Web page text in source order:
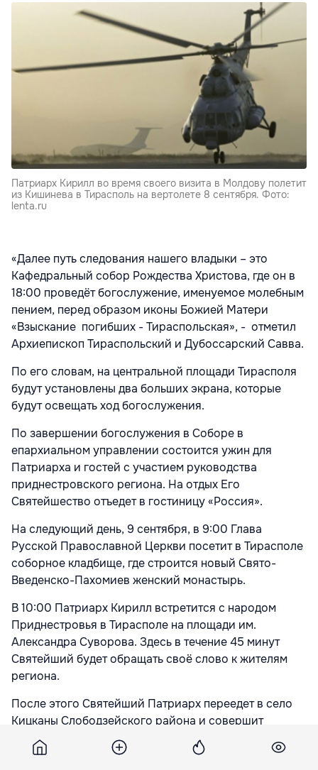
Патриарх Кирилл во время своего визита в Молдову полетит
из Кишинева в Тирасполь на вертолете 8 сентября. Фото:
lenta.ru
«Далее путь следования нашего владыки – это
Кафедральный собор Рождества Христова, где он в
18:00 проведёт богослужение, именуемое молебным
пением, перед образом иконы Божией Матери
«Взыскание погибших - Тираспольская», - отметил
Архиепископ Тираспольский и Дубоссарский Савва.
По его словам, на центральной площади Тирасполя
будут установлены два больших экрана, которые
будут освещать ход богослужения.
По завершении богослужения в Соборе в
епархиальном управлении состоится ужин для
Патриарха и гостей с участием руководства
приднестровского региона. На отдых Его
Святейшество отъедет в гостиницу «Россия».
На следующий день, 9 сентября, в 9:00 Глава
Русской Православной Церкви посетит в Тирасполе
соборное кладбище, где строится новый Свято-
Введенско-Пахомиев женский монастырь.
В 10:00 Патриарх Кирилл встретится с народом
Приднестровья в Тирасполе на площади им.
Александра Суворова. Здесь в течение 45 минут
Святейший будет обращать своё слово к жителям
региона.
После этого Святейший Патриарх переедет в село
Кицканы Слободзейского района и совершит
Богослужение в Свято-Вознесенском Ново-
Нямецком мужском монастыре.